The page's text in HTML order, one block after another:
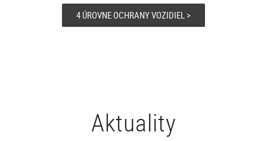
4 ÚROVNE OCHRANY VOZIDIEL >
Aktuality